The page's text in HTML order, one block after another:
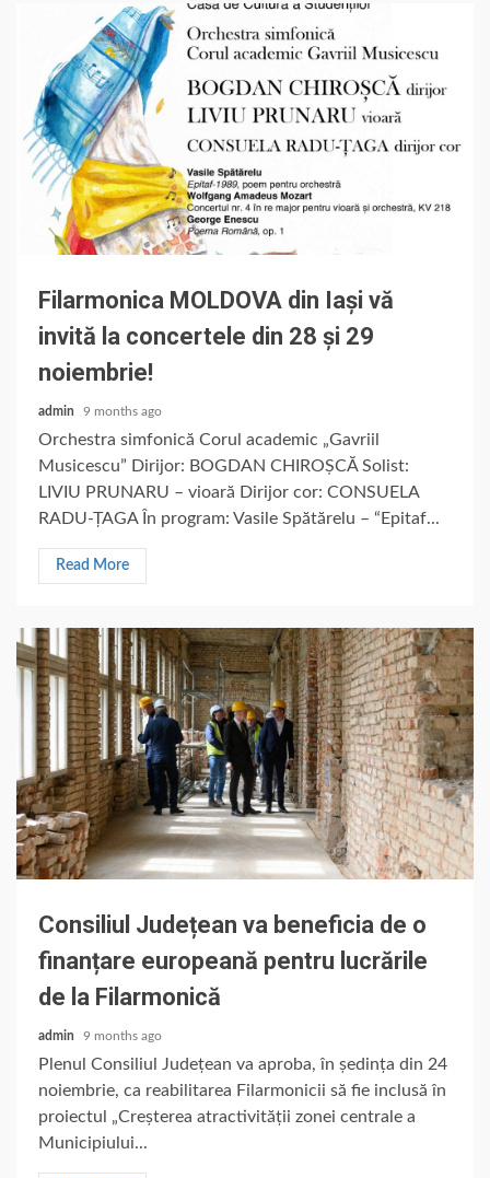
Filarmonica MOLDOVA din Iași vă
invită la concertele din 28 și 29
noiembrie!
admin 9 months ago
Orchestra simfonică Corul academic „Gavriil
Musicescu” Dirijor: BOGDAN CHIROȘCĂ Solist:
LIVIU PRUNARU – vioară Dirijor cor: CONSUELA
RADU-ȚAGA În program: Vasile Spătărelu – “Epitaf...
Read More
Consiliul Județean va beneficia de o
finanțare europeană pentru lucrările
de la Filarmonică
admin 9 months ago
Plenul Consiliul Județean va aproba, în ședința din 24
noiembrie, ca reabilitarea Filarmonicii să fie inclusă în
proiectul „Creșterea atractivității zonei centrale a
Municipiului...